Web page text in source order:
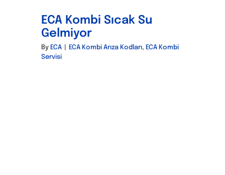
ECA Kombi Sıcak Su
Gelmiyor
By ECA ECA Kombi Arıza Kodları, ECA Kombi
Servisi